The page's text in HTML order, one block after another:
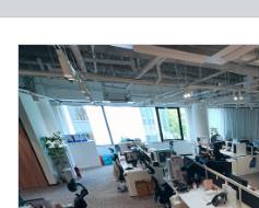
ご相談の上、ご希望のマシン
<例>※Macの用意も可能
CPU: Core i9以上
メモリ: 32GB以上
SSD: 500GB以上
◾️給与形態：月給制
◾️月給：271,800円～
・基本給：180,000円～
・固定残業代：36,800円～
給）
・諸手当：55,000円～を含む
・前職年収保証